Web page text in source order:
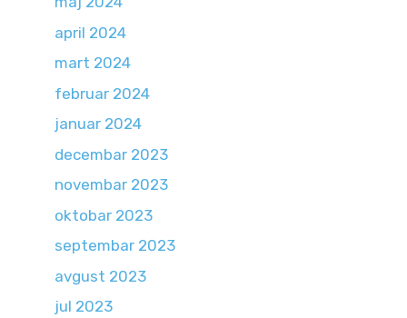
april 2024
mart 2024
februar 2024
januar 2024
decembar 2023
novembar 2023
oktobar 2023
septembar 2023
avgust 2023
jul 2023